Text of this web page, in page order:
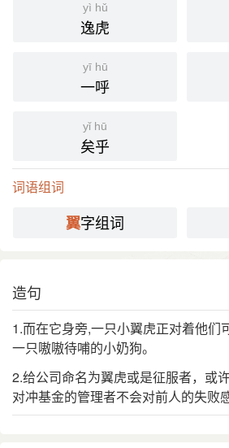
yì hǔ
逸虎
yī hū
一呼
yǐ hū
矣乎
词语组词
翼字组词
造句
1.而在它身旁,一只小翼虎正对着他们
一只嗷嗷待哺的小奶狗。
2.给公司命名为翼虎或是征服者，或
对冲基金的管理者不会对前人的失败